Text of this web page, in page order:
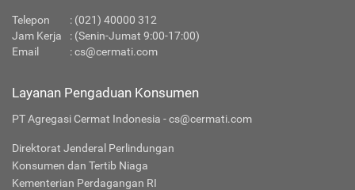
Telepon : (021) 40000 312
Jam Kerja
: (Senin-Jumat 9:00-17:00)
Email
:cs@cermati.com
Layanan Pengaduan Konsumen
PT Agregasi Cermat Indonesia - cs@cermati.com
Direktorat Jenderal Perlindungan
Konsumen dan Tertib Niaga
Kementerian Perdagangan RI